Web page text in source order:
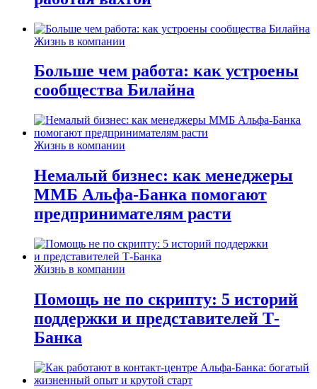
Жизнь в компании
Больше чем работа: как устроены
сообщества Билайна
Жизнь в компании
Немалый бизнес: как менеджеры
ММБ Альфа-Банка помогают
предпринимателям расти
Жизнь в компании
Помощь не по скрипту: 5 историй
поддержки и представителей Т-
Банка